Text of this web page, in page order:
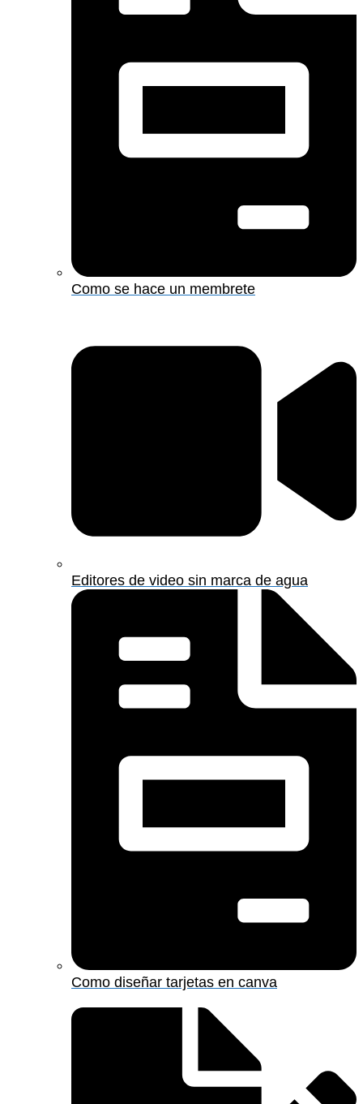
Como se hace un membrete
Editores de video sin marca de agua
Como diseñar tarjetas en canva